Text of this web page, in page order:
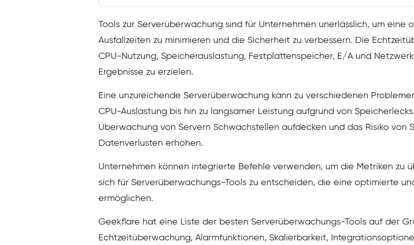
Tools zur Serverüberwachung sind für Unternehmen unerlässlich, um eine
Ausfallzeiten zu minimieren und die Sicherheit zu verbessern. Die
CPU-Nutzung, Speicherauslastung, Festplattenspeicher, E/A und
Ergebnisse zu erzielen.
Eine unzureichende Serverüberwachung kann zu verschiedenen
CPU-Auslastung bis hin zu langsamer Leistung aufgrund von
Überwachung von Servern Schwachstellen aufdecken und das Risiko von
Datenverlusten erhöhen.
Unternehmen können integrierte Befehle verwenden, um die Metriken zu
sich für Serverüberwachungs-Tools zu entscheiden, die eine optimierte
ermöglichen.
Geekflare hat eine Liste der besten Serverüberwachungs-Tools auf der
Echtzeitüberwachung, Alarmfunktionen, Skalierbarkeit,